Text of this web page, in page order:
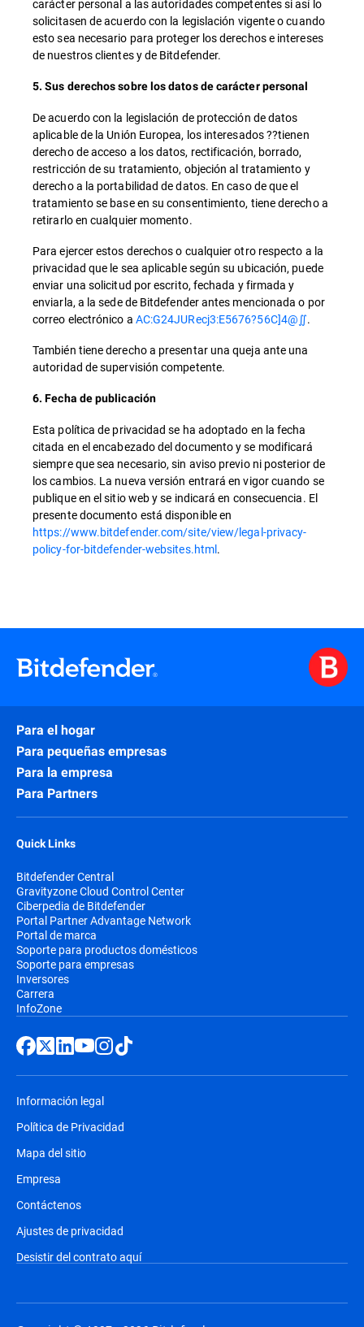
carácter personal a las autoridades competentes si así lo
solicitasen de acuerdo con la legislación vigente o cuando
esto sea necesario para proteger los derechos e intereses
de nuestros clientes y de Bitdefender.
5. Sus derechos sobre los datos de carácter personal
De acuerdo con la legislación de protección de datos
aplicable de la Unión Europea, los interesados ??tienen
derecho de acceso a los datos, rectificación, borrado,
restricción de su tratamiento, objeción al tratamiento y
derecho a la portabilidad de datos. En caso de que el
tratamiento se base en su consentimiento, tiene derecho a
retirarlo en cualquier momento.
Para ejercer estos derechos o cualquier otro respecto a la
privacidad que le sea aplicable según su ubicación, puede
enviar una solicitud por escrito, fechada y firmada y
enviarla, a la sede de Bitdefender antes mencionada o por
correo electrónico a AC:G24JURecj3:E5676?56C]4@∬.
También tiene derecho a presentar una queja ante una
autoridad de supervisión competente.
6. Fecha de publicación
Esta política de privacidad se ha adoptado en la fecha
citada en el encabezado del documento y se modificará
siempre que sea necesario, sin aviso previo ni posterior de
los cambios. La nueva versión entrará en vigor cuando se
publique en el sitio web y se indicará en consecuencia. El
presente documento está disponible en
https://www.bitdefender.com/site/view/legal-privacy-
policy-for-bitdefender-websites.html.
Para el hogar
Para pequeñas empresas
Para la empresa
Para Partners
Quick Links
Bitdefender Central
Gravityzone Cloud Control Center
Ciberpedia de Bitdefender
Portal Partner Advantage Network
Portal de marca
Soporte para productos domésticos
Soporte para empresas
Inversores
Carrera
InfoZone
Información legal
Política de Privacidad
Mapa del sitio
Empresa
Contáctenos
Ajustes de privacidad
Desistir del contrato aquí